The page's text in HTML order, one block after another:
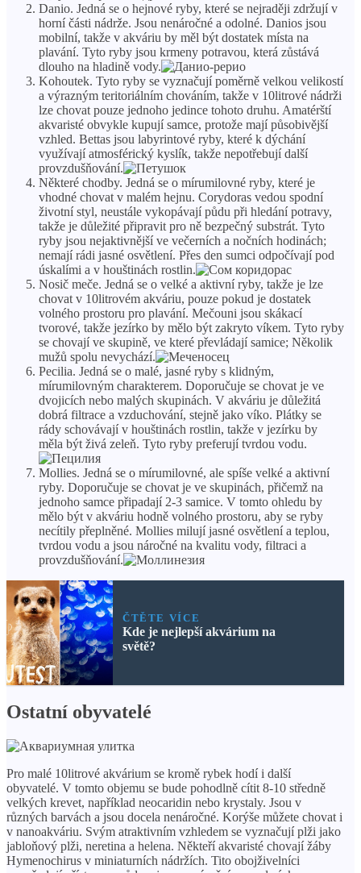
Danio. Jedná se o hejnové ryby, které se nejraději zdržují v
horní části nádrže. Jsou nenáročné a odolné. Danios jsou
mobilní, takže v akváriu by měl být dostatek místa na
plavání. Tyto ryby jsou krmeny potravou, která zůstává
dlouho na hladině vody.
Kohoutek. Tyto ryby se vyznačují poměrně velkou velikostí
a výrazným teritoriálním chováním, takže v 10litrové nádrži
lze chovat pouze jednoho jedince tohoto druhu. Amatérští
akvaristé obvykle kupují samce, protože mají působivější
vzhled. Bettas jsou labyrintové ryby, které k dýchání
využívají atmosférický kyslík, takže nepotřebují další
provzdušňování.
Některé chodby. Jedná se o mírumilovné ryby, které je
vhodné chovat v malém hejnu. Corydoras vedou spodní
životní styl, neustále vykopávají půdu při hledání potravy,
takže je důležité připravit pro ně bezpečný substrát. Tyto
ryby jsou nejaktivnější ve večerních a nočních hodinách;
nemají rádi jasné osvětlení. Přes den sumci odpočívají pod
úskalími a v houštinách rostlin.
Nosič meče. Jedná se o velké a aktivní ryby, takže je lze
chovat v 10litrovém akváriu, pouze pokud je dostatek
volného prostoru pro plavání. Mečouni jsou skákací
tvorové, takže jezírko by mělo být zakryto víkem. Tyto ryby
se chovají ve skupině, ve které převládají samice; Několik
mužů spolu nevychází.
Pecilia. Jedná se o malé, jasné ryby s klidným,
mírumilovným charakterem. Doporučuje se chovat je ve
dvojicích nebo malých skupinách. V akváriu je důležitá
dobrá filtrace a vzduchování, stejně jako víko. Plátky se
rády schovávají v houštinách rostlin, takže v jezírku by
měla být živá zeleň. Tyto ryby preferují tvrdou vodu.
Mollies. Jedná se o mírumilovné, ale spíše velké a aktivní
ryby. Doporučuje se chovat je ve skupinách, přičemž na
jednoho samce připadají 2-3 samice. V tomto ohledu by
mělo být v akváriu hodně volného prostoru, aby se ryby
necítily přeplněné. Mollies milují jasné osvětlení a teplou,
tvrdou vodu a jsou náročné na kvalitu vody, filtraci a
provzdušňování.
ČTĚTE VÍCE
Kde je nejlepší akvárium na
světě?
Ostatní obyvatelé
Pro malé 10litrové akvárium se kromě rybek hodí i další
obyvatelé. V tomto objemu se bude pohodlně cítit 8-10 středně
velkých krevet, například neocaridin nebo krystaly. Jsou v
různých barvách a jsou docela nenáročné. Korýše můžete chovat i
v nanoakváriu. Svým atraktivním vzhledem se vyznačují plži jako
jabloňový plži, neretina a helena. Někteří akvaristé chovají žáby
Hymenochirus v miniaturních nádržích. Tito obojživelníci